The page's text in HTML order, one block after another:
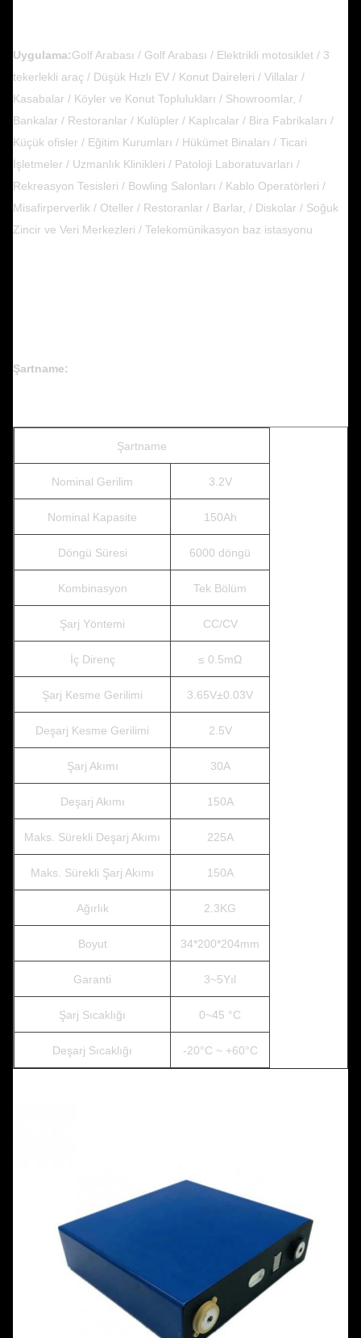
Uygulama:Golf Arabası / Golf Arabası / Elektrikli motosiklet / 3
tekerlekli araç / Düşük Hızlı EV / Konut Daireleri / Villalar /
Kasabalar / Köyler ve Konut Toplulukları / Showroomlar, /
Bankalar / Restoranlar / Kulüpler / Kaplıcalar / Bira Fabrikaları /
Küçük ofisler / Eğitim Kurumları / Hükümet Binaları / Ticari
İşletmeler / Uzmanlık Klinikleri / Patoloji Laboratuvarları /
Rekreasyon Tesisleri / Bowling Salonları / Kablo Operatörleri /
Misafirperverlik / Oteller / Restoranlar / Barlar, / Diskolar / Soğuk
Zincir ve Veri Merkezleri / Telekomünikasyon baz istasyonu
Şartname:
Şartname
Nominal Gerilim 3.2V
Nominal Kapasite 150Ah
Döngü Süresi 6000 döngü
Kombinasyon Tek Bölüm
Şarj Yöntemi CC/CV
İç Direnç ≤ 0.5mΩ
Şarj Kesme Gerilimi 3.65V±0.03V
Deşarj Kesme Gerilimi 2.5V
Şarj Akımı 30A
Deşarj Akımı 150A
Maks. Sürekli Deşarj Akımı 225A
Maks. Sürekli Şarj Akımı 150A
Ağırlık 2.3KG
Boyut 34*200*204mm
Garanti 3~5Yıl
Şarj Sıcaklığı 0~45 °C
Deşarj Sıcaklığı -20°C ~ +60°C